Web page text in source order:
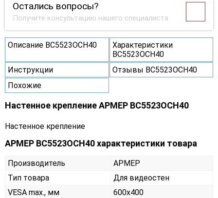
Остались вопросы?
Получите консультацию нашего специалиста
Описание ВС5523ОСН40
Характеристики
ВС5523ОСН40
Инструкции
Отзывы ВС5523ОСН40
Похожие
Настенное крепление АРМЕР ВС5523ОСН40
Настенное крепление
АРМЕР ВС5523ОСН40 характеристики товара
Производитель
АРМЕР
Тип товара
Для видеостен
VESA max., мм
600х400